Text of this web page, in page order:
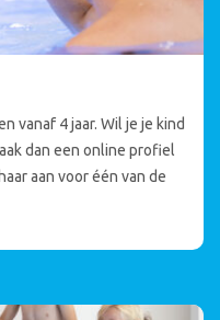
vanaf 4 jaar. Wil je je kind
dan een online profiel
aan voor één van de